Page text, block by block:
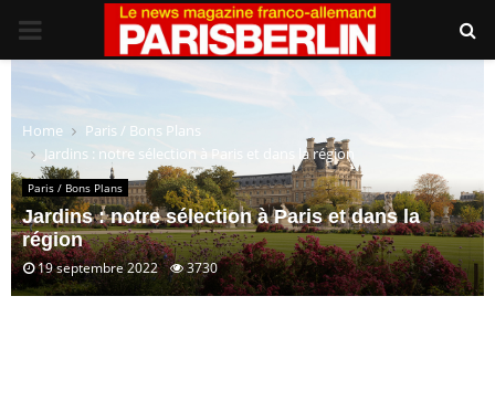
PRIMARY
MENU
Home
Paris / Bons Plans
Jardins : notre sélection à Paris et dans la région
Paris / Bons Plans
Jardins : notre sélection à Paris et dans la
région
19 septembre 2022 3730